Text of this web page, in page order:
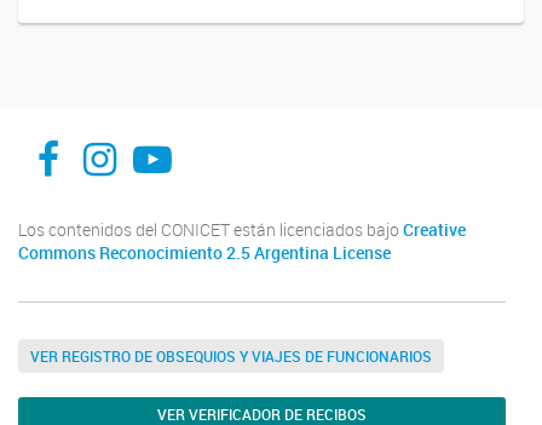
facebook
instagram
Youtube
Los contenidos del CONICET están licenciados bajo Creative
Commons Reconocimiento 2.5 Argentina License
VER REGISTRO DE OBSEQUIOS Y VIAJES DE FUNCIONARIOS
VER VERIFICADOR DE RECIBOS